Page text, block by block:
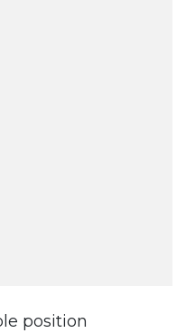
position